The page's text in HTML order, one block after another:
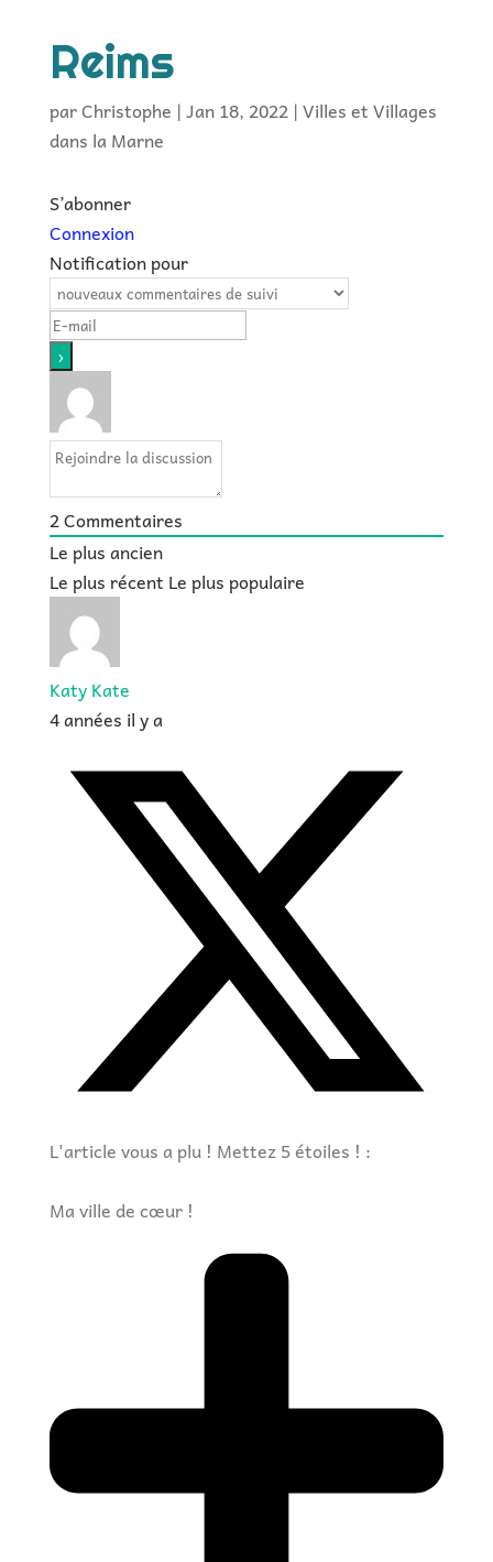
Reims
parChristophe |Jan 18, 2022|Villes et Villages
dans la Marne
S’abonner
Connexion
Notification pour
2Commentaires
Le plus ancien
Le plus récent Le plus populaire
Katy Kate
4 années il y a
L'article vous a plu ! Mettez 5 étoiles ! :
Ma ville de cœur !